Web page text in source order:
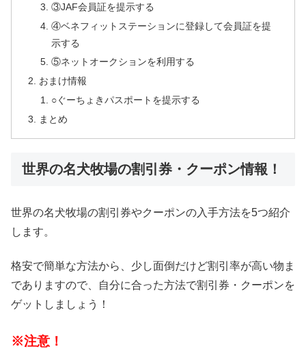
③JAF会員証を提示する
④ベネフィットステーションに登録して会員証を提
示する
⑤ネットオークションを利用する
おまけ情報
○ぐーちょきパスポートを提示する
まとめ
世界の名犬牧場の割引券・クーポン情報！
世界の名犬牧場の割引券やクーポンの入手方法を5つ紹介
します。
格安で簡単な方法から、少し面倒だけど割引率が高い物ま
でありますので、自分に合った方法で割引券・クーポンを
ゲットしましょう！
※注意！